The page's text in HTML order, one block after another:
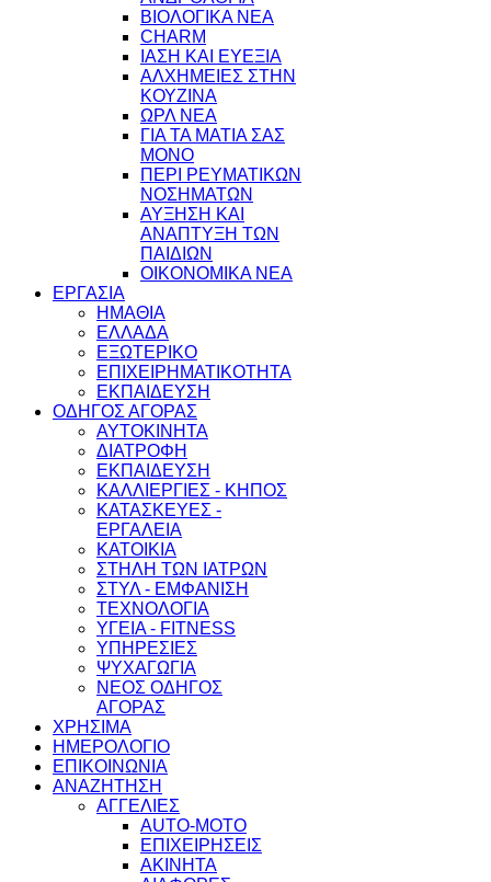
ΒΙΟΛΟΓΙΚΑ ΝΕΑ
CHARM
ΙΑΣΗ ΚΑΙ ΕΥΕΞΙΑ
ΑΛΧΗΜΕΙΕΣ ΣΤΗΝ
ΚΟΥΖΙΝΑ
ΩΡΛ ΝEA
ΓΙΑ ΤΑ ΜΑΤΙΑ ΣΑΣ
ΜΟΝΟ
ΠΕΡΙ ΡΕΥΜΑΤΙΚΩΝ
ΝΟΣΗΜΑΤΩΝ
ΑΥΞΗΣΗ ΚΑΙ
ΑΝΑΠΤΥΞΗ ΤΩΝ
ΠΑΙΔΙΩΝ
ΟΙΚΟΝΟΜΙΚΑ ΝΕΑ
ΕΡΓΑΣΙΑ
ΗΜΑΘΙΑ
ΕΛΛΑΔΑ
ΕΞΩΤΕΡΙΚΟ
ΕΠΙΧΕΙΡΗΜΑΤΙΚΟΤΗΤΑ
ΕΚΠΑΙΔΕΥΣΗ
ΟΔΗΓΟΣ ΑΓΟΡΑΣ
ΑΥΤΟΚΙΝΗΤΑ
ΔΙΑΤΡΟΦΗ
ΕΚΠΑΙΔΕΥΣΗ
ΚΑΛΛΙΕΡΓΙΕΣ - ΚΗΠΟΣ
ΚΑΤΑΣΚΕΥΕΣ -
ΕΡΓΑΛΕΙΑ
ΚΑΤΟΙΚΙΑ
ΣΤΗΛΗ ΤΩΝ ΙΑΤΡΩΝ
ΣΤΥΛ - ΕΜΦΑΝΙΣΗ
ΤΕΧΝΟΛΟΓΙΑ
ΥΓΕΙΑ - FITNESS
ΥΠΗΡΕΣΙΕΣ
ΨΥΧΑΓΩΓΙΑ
ΝΕΟΣ ΟΔΗΓΟΣ
ΑΓΟΡΑΣ
ΧΡΗΣΙΜΑ
ΗΜΕΡΟΛΟΓΙΟ
ΕΠΙΚΟΙΝΩΝΙΑ
ΑΝΑΖΗΤΗΣΗ
ΑΓΓΕΛΙΕΣ
AUTO-MOTO
ΕΠΙΧΕΙΡΗΣΕΙΣ
ΑΚΙΝΗΤΑ